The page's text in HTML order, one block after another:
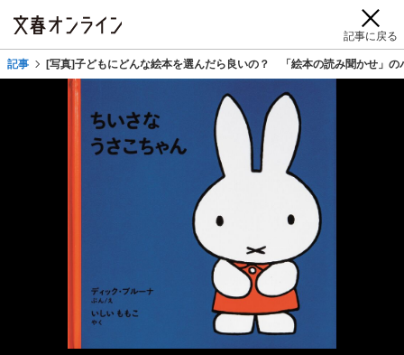
記事に戻る
記事 [写真]子どもにどんな絵本を選んだら良いの？ 「絵本の読み聞かせ」